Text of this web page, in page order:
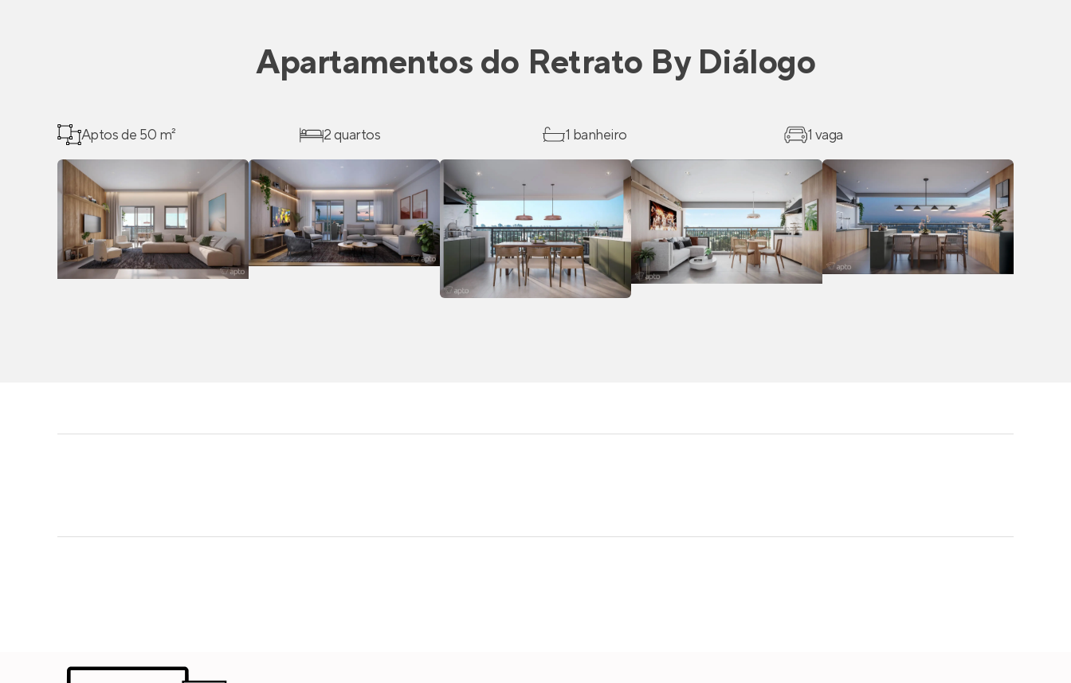
Apartamentos do Retrato By Diálogo
Aptos de 50 m² 2 quartos 1 banheiro 1 vaga